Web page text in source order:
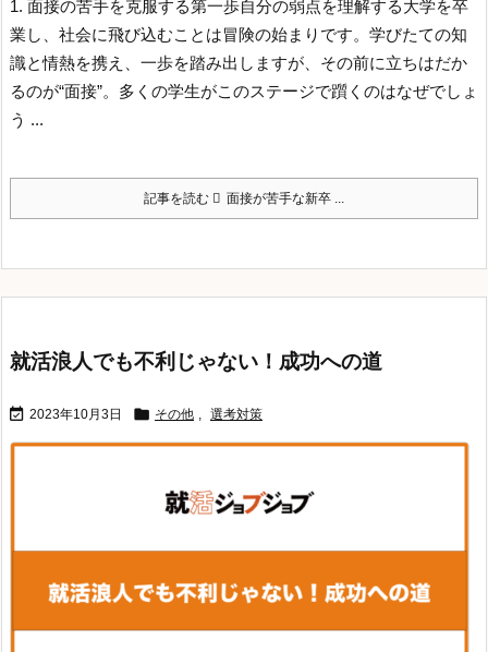
1. 面接の苦手を克服する第一歩自分の弱点を理解する大学を卒
業し、社会に飛び込むことは冒険の始まりです。学びたての知
識と情熱を携え、一歩を踏み出しますが、その前に立ちはだか
るのが“面接”。多くの学生がこのステージで躓くのはなぜでしょ
う ...
記事を読む 面接が苦手な新卒 ...
就活浪人でも不利じゃない！成功への道
 2023年10月3日  その他 , 選考対策